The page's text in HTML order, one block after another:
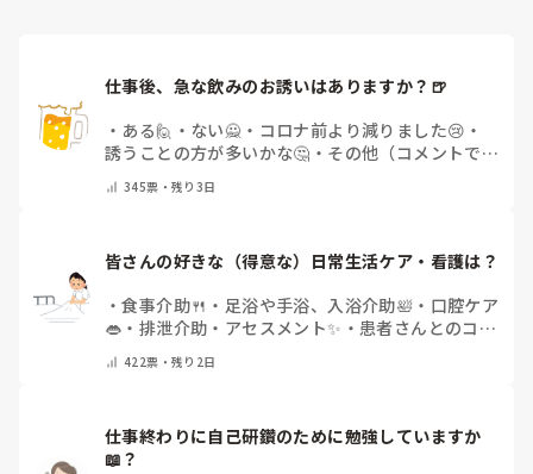
仕事後、急な飲みのお誘いはありますか？🍺
・ ある🙋 ・ ない🙅 ・ コロナ前より減りました😢 ・
誘うことの方が多いかな🤔 ・ その他（コメントで教
345票・残り3日
皆さんの好きな（得意な）日常生活ケア・看護は？
・食事介助🍴 ・ 足浴や手浴、入浴介助🛀 ・ 口腔ケア
👄 ・ 排泄介助・アセスメント✨ ・ 患者さんとのコミ
で教えてください）
422票・残り2日
仕事終わりに自己研鑽のために勉強していますか
📖？